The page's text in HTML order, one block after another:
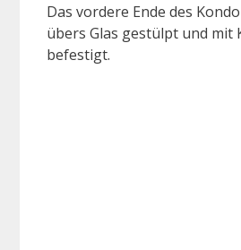
Das vordere Ende des
übers Glas gestülpt und mit
befestigt.